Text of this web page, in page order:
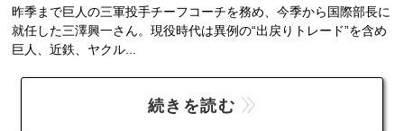
昨季まで巨人の三軍投手チーフコーチを務め、今季から国際部長に
就任した三澤興一さん。現役時代は異例の“出戻りトレード”を含め
巨人、近鉄、ヤクル...
続きを読む